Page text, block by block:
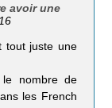
avoir une
tout juste une
le nombre de
les French